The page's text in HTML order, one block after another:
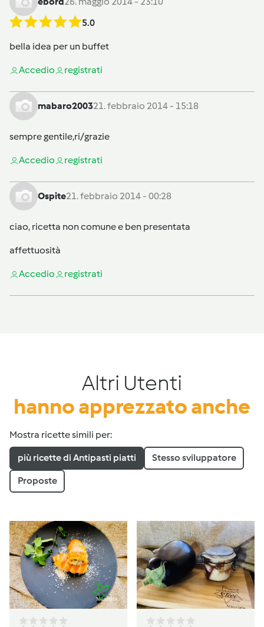
5.0
bella idea per un buffet
Accedio registrati
mabaro200321. febbraio 2014 - 15:18
sempre gentile,ri/grazie
Accedio registrati
Ospite21. febbraio 2014 - 00:28
ciao, ricetta non comune e ben presentata
affettuosità
Accedio registrati
Altri Utenti
hanno apprezzato anche
Mostra ricette simili per:
più ricette di Antipasti piatti Stesso sviluppatore
Proposte